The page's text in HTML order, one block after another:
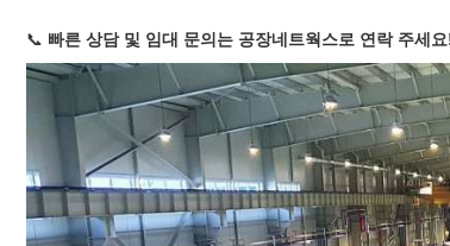
📞 빠른 상담 및 임대 문의는 공장네트웍스로 연락 주세